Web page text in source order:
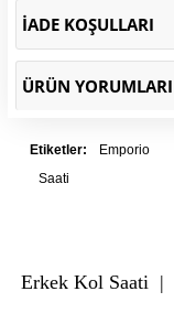
İADE KOŞULLARI
ÜRÜN YORUMLARI
Etiketler: Emporio
Saati
Erkek Kol Saati |